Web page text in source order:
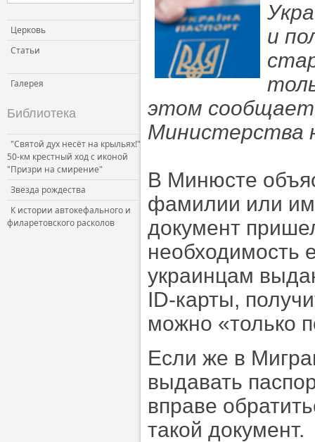
Церковь
Статьи
Галерея
Библиотека
"Святой дух несёт на крыльях!"
50-км крестный ход с иконой
"Призри на смирение"
Звезда рождества
К истории автокефального и
филаретовского расколов
и
этом
Министерства
В Минюсте
фамилии или
документ
необходимость
украинцам
ID-карты,
можно «только
Если же в
выдавать
вправе
такой документ.